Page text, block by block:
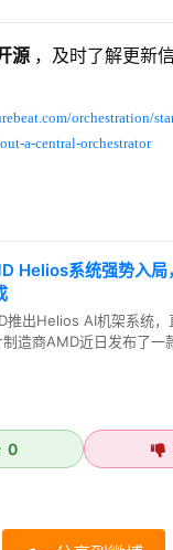
源 ，及时了解更新信
orchestration/
a-central-orchestrator
Helios系统强势入局
推出Helios AI机架系统
制造商AMD近日发布了
0